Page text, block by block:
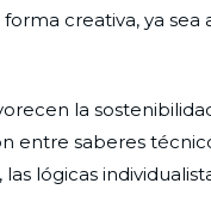
creativa, ya sea
la
entre saberes
lógicas